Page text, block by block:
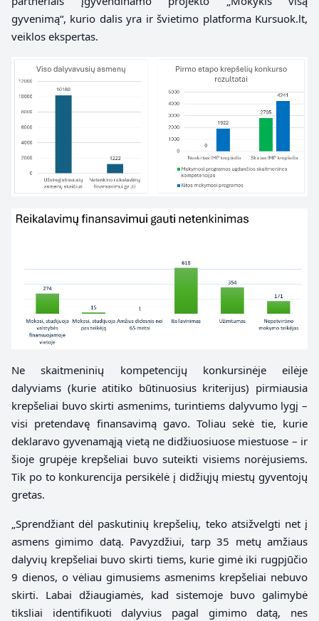
gyvenimą“, kurio dalis yra ir švietimo platforma Kursuok.lt,
veiklos ekspertas.
Ne skaitmeninių kompetencijų konkursinėje eilėje
dalyviams (kurie atitiko būtinuosius kriterijus) pirmiausia
krepšeliai buvo skirti asmenims, turintiems dalyvumo lygį –
visi pretendavę finansavimą gavo. Toliau sekė tie, kurie
deklaravo gyvenamąją vietą ne didžiuosiuose miestuose – ir
šioje grupėje krepšeliai buvo suteikti visiems norėjusiems.
Tik po to konkurencija persikėlė į didžiųjų miestų gyventojų
gretas.
„Sprendžiant dėl paskutinių krepšelių, teko atsižvelgti net į
asmens gimimo datą. Pavyzdžiui, tarp 35 metų amžiaus
dalyvių krepšeliai buvo skirti tiems, kurie gimė iki rugpjūčio
9 dienos, o vėliau gimusiems asmenims krepšeliai nebuvo
skirti. Labai džiaugiamės, kad sistemoje buvo galimybė
tiksliai identifikuoti dalyvius pagal gimimo datą, nes